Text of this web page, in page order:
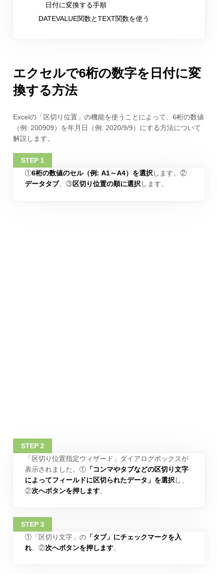
日付に変換する手順
DATEVALUE関数とTEXT関数を使う
エクセルで6桁の数字を日付に変
換する方法
Excelの「区切り位置」の機能を使うことによって、6桁の数値
（例: 200909）を年月日（例: 2020/9/9）にする方法について
解説します。
①6桁の数値のセル（例: A1～A4）を選択します。②
データタブ、③区切り位置の順に選択します。
「区切り位置指定ウィザード」ダイアログボックスが
表示されました。①「コンマやタブなどの区切り文字
によってフィールドに区切られたデータ」を選択 し、
②次へボタンを押します。
①「区切り文字」の「タブ」にチェックマークを入
れ、②次へボタンを押します。